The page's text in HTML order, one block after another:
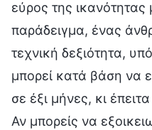
εύρος της ικανότητας
παράδειγμα, ένας
τεχνική δεξιότητα,
μπορεί κατά βάση να
σε έξι μήνες, κι
Αν μπορείς να